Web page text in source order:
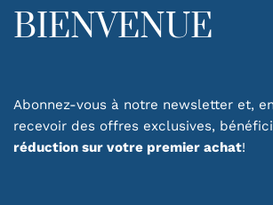
BIENVENUE
Abonnez-vous à notre newsletter et,
recevoir des offres exclusives,
réduction sur votre premier achat!